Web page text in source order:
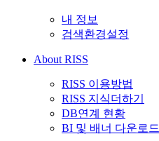
내 정보
검색환경설정
About RISS
RISS 이용방법
RISS 지식더하기
DB연계 현황
BI 및 배너 다운로드